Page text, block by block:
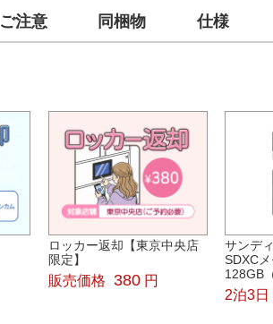
ご注意 同梱物 仕様
ロッカー返却【東京中央店
限定】
販売価格 380 円
サンデ
SDXC
128GB
2泊3日